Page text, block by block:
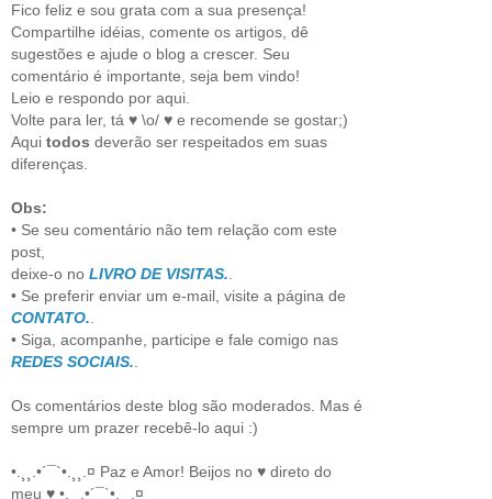
Fico feliz e sou grata com a sua presença!
Compartilhe idéias, comente os artigos, dê
sugestões e ajude o blog a crescer. Seu
comentário é importante, seja bem vindo!
Leio e respondo por aqui.
Volte para ler, tá ♥ \o/ ♥ e recomende se gostar;)
Aqui todos deverão ser respeitados em suas
diferenças.
Obs:
• Se seu comentário não tem relação com este
post,
deixe-o no LIVRO DE VISITAS.
• Se preferir enviar um e-mail, visite a página de
CONTATO.
• Siga, acompanhe, participe e fale comigo nas
REDES SOCIAIS.
Os comentários deste blog são moderados. Mas é
sempre um prazer recebê-lo aqui :)
•.¸¸.•´¯`•.¸¸.¤ Paz e Amor! Beijos no ♥ direto do
meu ♥ •.¸¸.•´¯`•.¸¸.¤